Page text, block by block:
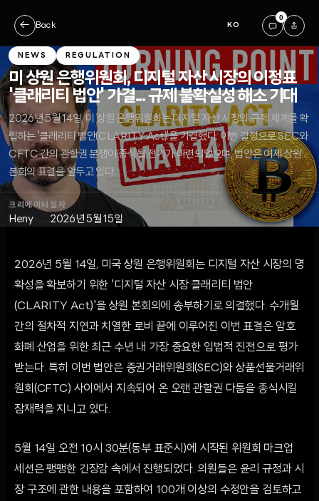
← Back KO
0
NEWS REGULATION
미 상원 은행위원회, 디지털 자산 시장의 이정표
'클래리티 법안' 가결... 규제 불확실성 해소 기대
2026년 5월 14일, 미 상원 은행위원회는 디지털 자산 시장의 규제 체계를 확
립하는 '클래리티 법안(CLARITY Act)'을 가결했다. 이번 결정으로 SEC와
CFTC 간의 관할권 분쟁이 종식될 전기가 마련되었으며, 법안은 이제 상원
본회의 표결을 앞두고 있다.
크리에이터
Heny
일자
2026년 5월 15일
2026년 5월 14일, 미국 상원 은행위원회는 디지털 자산 시장의 명
확성을 확보하기 위한 '디지털 자산 시장 클래리티 법안
(CLARITY Act)'을 상원 본회의에 송부하기로 의결했다. 수개월
간의 절차적 지연과 치열한 로비 끝에 이루어진 이번 표결은 암호
화폐 산업을 위한 최근 수년 내 가장 중요한 입법적 진전으로 평가
받는다. 특히 이번 법안은 증권거래위원회(SEC)와 상품선물거래위
원회(CFTC) 사이에서 지속되어 온 오랜 관할권 다툼을 종식시킬
잠재력을 지니고 있다.
5월 14일 오전 10시 30분(동부 표준시)에 시작된 위원회 마크업
세션은 팽팽한 긴장감 속에서 진행되었다. 의원들은 윤리 규정과 시
장 구조에 관한 내용을 포함하여 100개 이상의 수정안을 검토하고